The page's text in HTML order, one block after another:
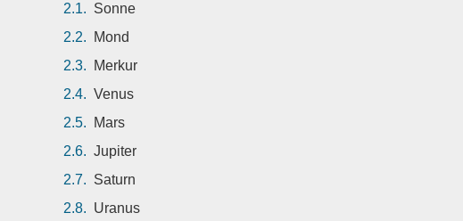
Sonne
Mond
Merkur
Venus
Mars
Jupiter
Saturn
Uranus